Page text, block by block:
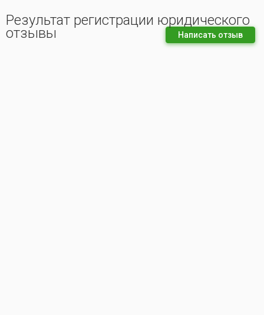
Результат регистрации юридического
отзывы Написать отзыв